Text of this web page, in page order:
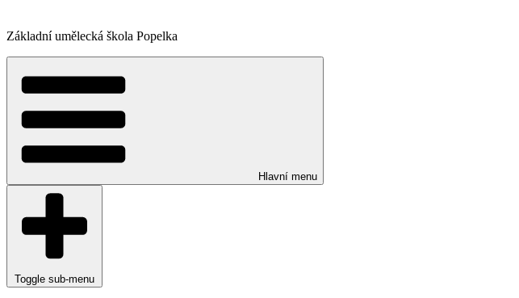
Základní umělecká škola Popelka
Hlavní menu
Toggle sub-menu